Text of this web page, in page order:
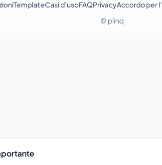
TemplateCasi d'usoFAQPrivacyAccordo per
© plinq